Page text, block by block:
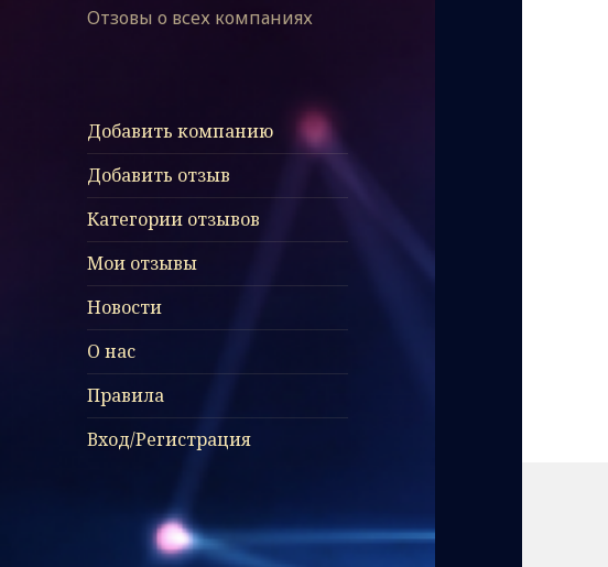
Отзовы о всех компаниях
Добавить компанию
Добавить отзыв
Категории отзывов
Мои отзывы
Новости
О нас
Правила
Вход/Регистрация